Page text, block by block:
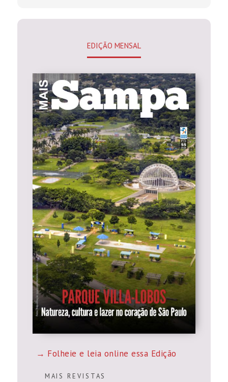
EDIÇÃO MENSAL
Folheie e leia online essa Edição
M A I S R E V I S T A S